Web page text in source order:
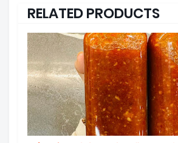
RELATED PRODUCTS